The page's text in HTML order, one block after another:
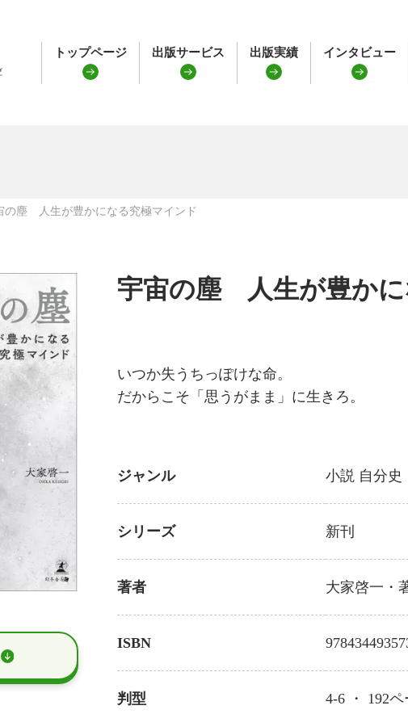
トップページ 出版サービス 出版実績 インタビュー
の塵 人生が豊かになる究極マインド
宇宙の塵 人生が豊かに
いつか失うちっぽけな命。
だからこそ「思うがまま」に生きろ。
ジャンル 小説 自分史
シリーズ 新刊
著者 大家啓一 ・
ISBN
判型 4-6 ・ 192ペ